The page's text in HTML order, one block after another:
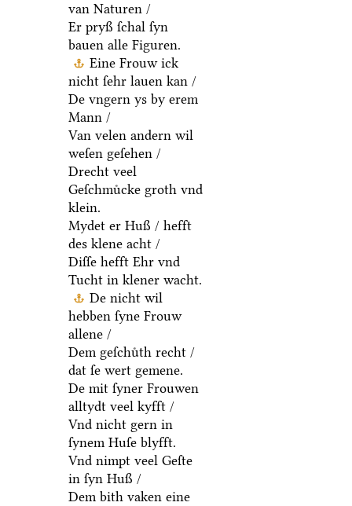
Vnd eine Frouw eddel
van Naturen /
Er pryß ſchal ſyn
bauen alle Figuren.
Eine Frouw ick
nicht ſehr lauen kan /
De vngern ys by erem
Mann /
Van velen andern wil
weſen geſehen /
Drecht veel
Geſchmuͤcke groth vnd
klein.
Mydet er Huß / hefft
des klene acht /
Diſſe hefft Ehr vnd
Tucht in klener wacht.
De nicht wil
hebben ſyne Frouw
allene /
Dem geſchuͤth recht /
dat ſe wert gemene.
De mit ſyner Frouwen
alltydt veel kyfft /
Vnd nicht gern in
ſynem Huſe blyfft.
Vnd nimpt veel Geſte
in ſyn Huß /